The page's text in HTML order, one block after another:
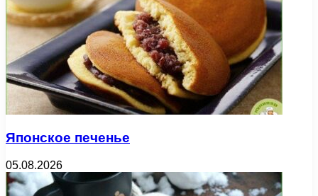
Японское печенье
05.08.2026